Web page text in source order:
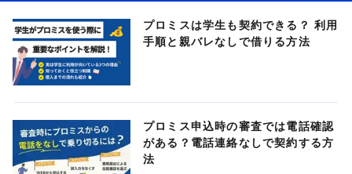
プロミスは学生も契約できる？ 利用
手順と親バレなしで借りる方法
プロミス申込時の審査では電話確認
がある？電話連絡なしで契約する方
法